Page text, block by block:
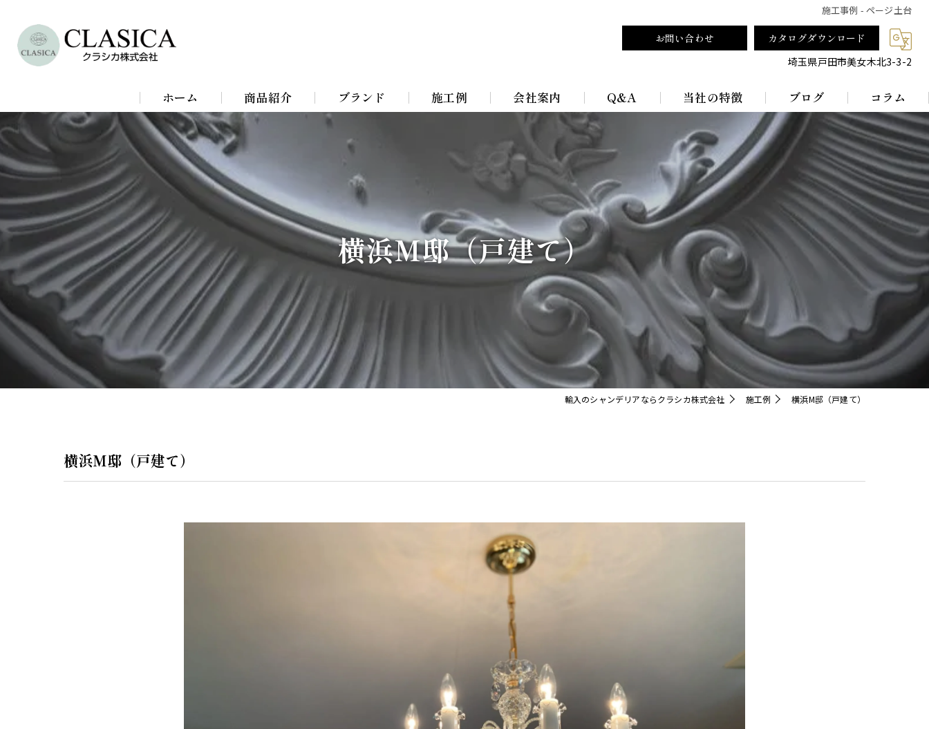
施工事例 - ページ土台
お問い合わせ
カタログダウンロード
埼玉県戸田市美女木北3-3-2
ホーム 商品紹介
シャンデリア
シーリングライト
スタンドライト
ブラケットライト
ペンダントライト
門灯
ブランド
Bohemian Chandeliers
Murano Blown Glass
William Morris lamps
Toile De Jouy Lamps
Orla Kiely Lamps
施工例 会社案内 Q&A 当社の特徴
テーブルランプ
ランプシェード
真鍮
レトロ
クリスタル
ブログ コラム
横浜M邸（戸建て）
輸入のシャンデリアならクラシカ株式会社 施工例 横浜M邸（戸建て）
横浜M邸（戸建て）